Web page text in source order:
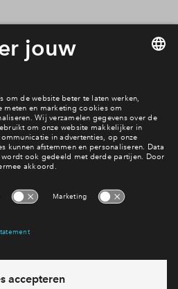
wonen?
in 3 verschillende
verkoop. Het aanbod is zeer
tot 2-onder-1-kapwoningen en
Voor ieder wat
Parkhoven ,Parksingelen
aan als belangstellende. We
van de laatste ontwikkelingen.
direct antwoord? Bel ons op